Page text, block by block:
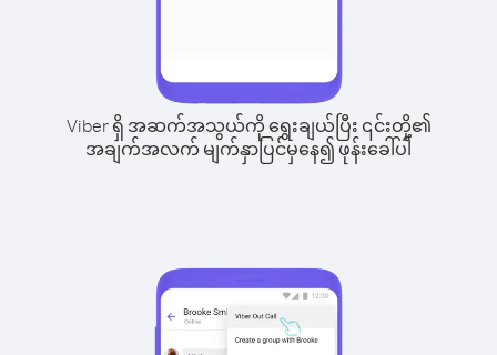
Viber ရှိ အဆက်အသွယ်ကို ရွေးချယ်ပြီး ၎င်းတို့၏
အချက်အလက် မျက်နှာပြင်မှနေ၍ ဖုန်းခေါ်ပါ